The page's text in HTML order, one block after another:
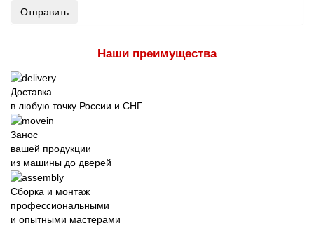
Отправить
Наши преимущества
Доставка
в любую точку России и СНГ
Занос
вашей продукции
из машины до дверей
Сборка и монтаж
профессиональными
и опытными мастерами